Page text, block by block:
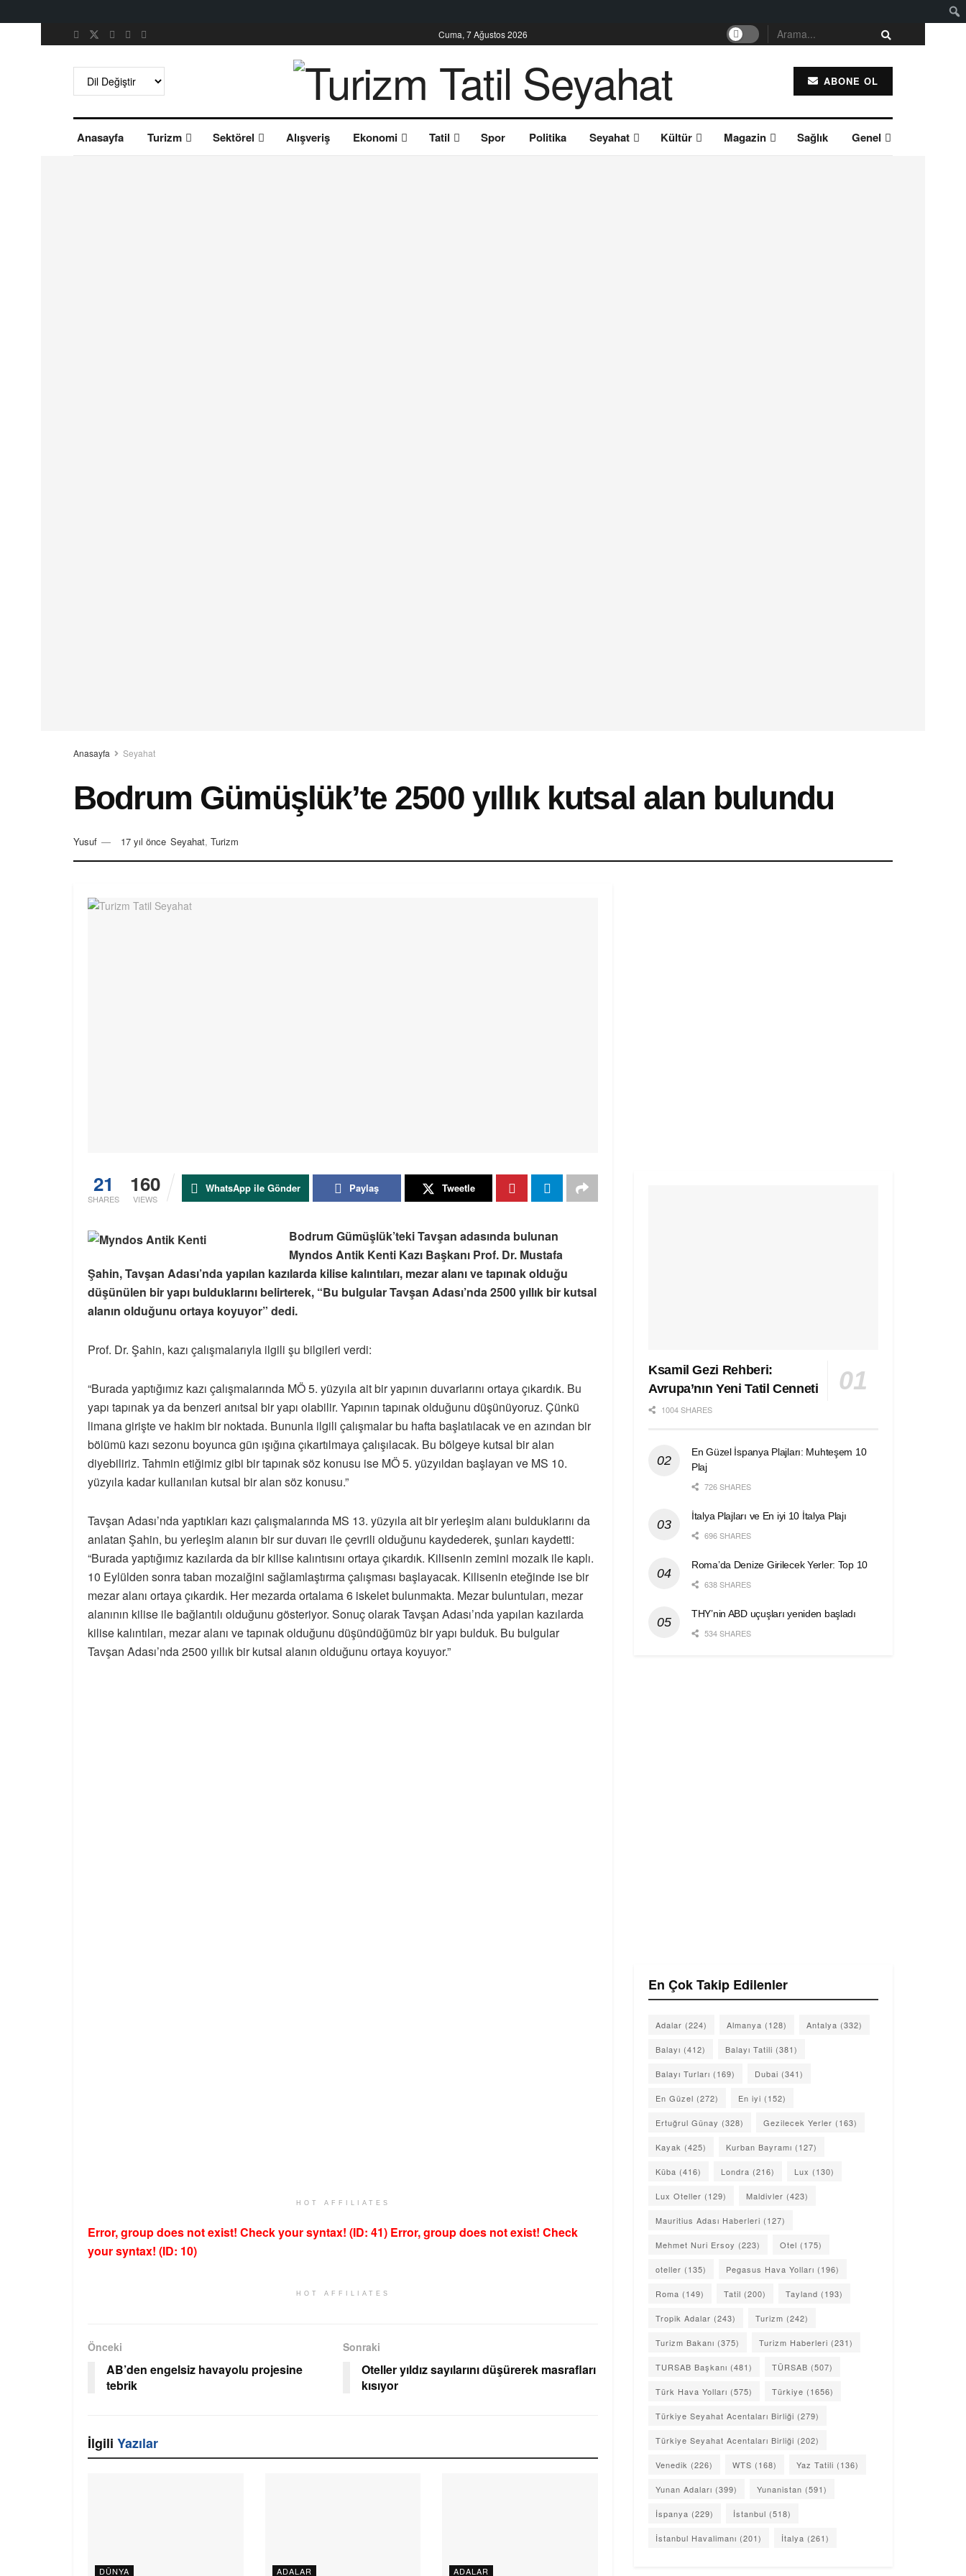
Cuma, 7 Ağustos 2026
ABONE OL
Anasayfa Turizm Sektörel Alışveriş Ekonomi Tatil Spor Politika Seyahat Kültür Magazin Sağlık Genel
Anasayfa Seyahat
Bodrum Gümüşlük’te 2500 yıllık kutsal alan bulundu
Yusuf 17 yıl önce Seyahat, Turizm
21
SHARES
160
VIEWS
WhatsApp ile Gönder Paylaş Tweetle
Bodrum Gümüşlük’teki Tavşan adasında bulunan
Myndos Antik Kenti Kazı Başkanı Prof. Dr. Mustafa
Şahin, Tavşan Adası’nda yapılan kazılarda kilise kalıntıları, mezar alanı ve tapınak olduğu
düşünülen bir yapı bulduklarını belirterek, “Bu bulgular Tavşan Adası’nda 2500 yıllık bir kutsal
alanın olduğunu ortaya koyuyor” dedi.
Prof. Dr. Şahin, kazı çalışmalarıyla ilgili şu bilgileri verdi:
“Burada yaptığımız kazı çalışmalarında MÖ 5. yüzyıla ait bir yapının duvarlarını ortaya çıkardık. Bu
yapı tapınak ya da benzeri anıtsal bir yapı olabilir. Yapının tapınak olduğunu düşünüyoruz. Çünkü
limana girişte ve hakim bir noktada. Bununla ilgili çalışmalar bu hafta başlatılacak ve en azından bir
bölümü kazı sezonu boyunca gün ışığına çıkartılmaya çalışılacak. Bu bölgeye kutsal bir alan
diyebiliriz. Tahmin etiğimiz gibi bir tapınak söz konusu ise MÖ 5. yüzyıldan başlayan ve MS 10.
yüzyıla kadar kullanılan kutsal bir alan söz konusu.”
Tavşan Adası’nda yaptıkları kazı çalışmalarında MS 13. yüzyıla ait bir yerleşim alanı bulduklarını da
anlatan Şahin, bu yerleşim alanın bir sur duvarı ile çevrili olduğunu kaydederek, şunları kaydetti:
“Burada yaptığımız kazılarda da bir kilise kalıntısını ortaya çıkardık. Kilisenin zemini mozaik ile kaplı.
10 Eylülden sonra taban mozaiğini sağlamlaştırma çalışması başlayacak. Kilisenin eteğinde ise bir
mezar alanı ortaya çıkardık. Her mezarda ortalama 6 iskelet bulunmakta. Mezar buluntuları, mezar
alanının kilise ile bağlantılı olduğunu gösteriyor. Sonuç olarak Tavşan Adası’nda yapılan kazılarda
kilise kalıntıları, mezar alanı ve tapınak olduğunu düşündüğümüz bir yapı bulduk. Bu bulgular
Tavşan Adası’nda 2500 yıllık bir kutsal alanın olduğunu ortaya koyuyor.”
HOT AFFILIATES
Error, group does not exist! Check your syntax! (ID: 41) Error, group does not exist! Check
your syntax! (ID: 10)
HOT AFFILIATES
Önceki
AB’den engelsiz havayolu projesine
tebrik
Sonraki
Oteller yıldız sayılarını düşürerek masrafları
kısıyor
İlgili Yazılar
DÜNYA ADALAR ADALAR
Ksamil Gezi Rehberi:
Avrupa’nın Yeni Tatil Cenneti
1004 SHARES
En Güzel İspanya Plajları: Muhteşem 10
Plaj
726 SHARES
İtalya Plajları ve En iyi 10 İtalya Plajı
696 SHARES
Roma’da Denize Girilecek Yerler: Top 10
638 SHARES
THY’nin ABD uçuşları yeniden başladı
534 SHARES
En Çok Takip Edilenler
Adalar (224) Almanya (128) Antalya (332)
Balayı (412) Balayı Tatili (381)
Balayı Turları (169) Dubai (341)
En Güzel (272) En iyi (152)
Ertuğrul Günay (328) Gezilecek Yerler (163)
Kayak (425) Kurban Bayramı (127)
Küba (416) Londra (216) Lux (130)
Lux Oteller (129) Maldivler (423)
Mauritius Adası Haberleri (127)
Mehmet Nuri Ersoy (223) Otel (175)
oteller (135) Pegasus Hava Yolları (196)
Roma (149) Tatil (200) Tayland (193)
Tropik Adalar (243) Turizm (242)
Turizm Bakanı (375) Turizm Haberleri (231)
TURSAB Başkanı (481) TÜRSAB (507)
Türk Hava Yolları (575) Türkiye (1656)
Türkiye Seyahat Acentaları Birliği (279)
Türkiye Seyahat Acentaları Birliği (202)
Venedik (226) WTS (168) Yaz Tatili (136)
Yunan Adaları (399) Yunanistan (591)
İspanya (229) İstanbul (518)
İstanbul Havalimanı (201) İtalya (261)